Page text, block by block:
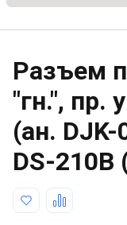
Разъем
"гн.", пр.
(ан.
DS-210B